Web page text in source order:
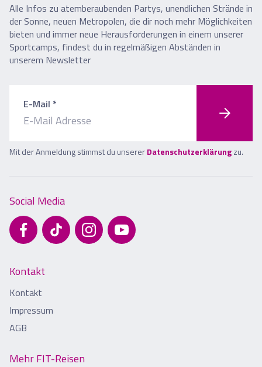
Alle Infos zu atemberaubenden Partys, unendlichen Strände in
der Sonne, neuen Metropolen, die dir noch mehr Möglichkeiten
bieten und immer neue Herausforderungen in einem unserer
Sportcamps, findest du in regelmäßigen Abständen in
unserem Newsletter
E-Mail *
Mit der Anmeldung stimmst du unsererDatenschutzerklärungzu.
Social Media
Kontakt
Kontakt
Impressum
AGB
Mehr FIT-Reisen